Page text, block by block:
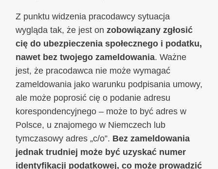
Z punktu widzenia pracodawcy sytuacja
wygląda tak, że jest on zobowiązany zgłosić
cię do ubezpieczenia społecznego i podatku,
nawet bez twojego zameldowania. Ważne
jest, że pracodawca nie może wymagać
zameldowania jako warunku podpisania umowy,
ale może poprosić cię o podanie adresu
korespondencyjnego – może to być adres w
Polsce, u znajomego w Niemczech lub
tymczasowy adres „c/o”. Bez zameldowania
jednak trudniej może być uzyskać numer
identyfikacji podatkowej, co może prowadzić